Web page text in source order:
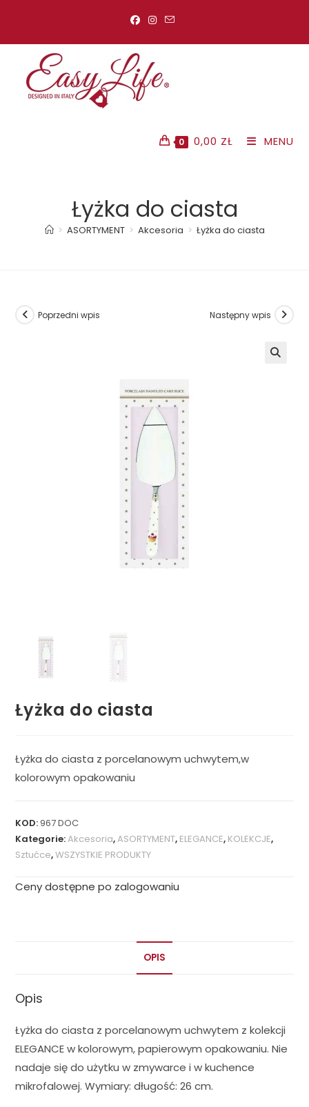
0 0,00 ZŁ MENU
Łyżka do ciasta
> ASORTYMENT > Akcesoria > Łyżka do ciasta
Poprzedni wpis Następny wpis
Łyżka do ciasta
Łyżka do ciasta z porcelanowym uchwytem,w
kolorowym opakowaniu
KOD:967 DOC
Kategorie:Akcesoria,ASORTYMENT, ELEGANCE, KOLEKCJE,
Sztućce,WSZYSTKIE PRODUKTY
Ceny dostępne po zalogowaniu
OPIS
Opis
Łyżka do ciasta z porcelanowym uchwytem z kolekcji
ELEGANCE w kolorowym, papierowym opakowaniu. Nie
nadaje się do użytku w zmywarce i w kuchence
mikrofalowej. Wymiary: długość: 26 cm.